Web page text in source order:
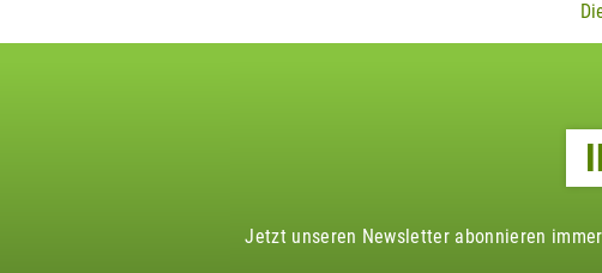
Jetzt unseren Newsletter abonnieren